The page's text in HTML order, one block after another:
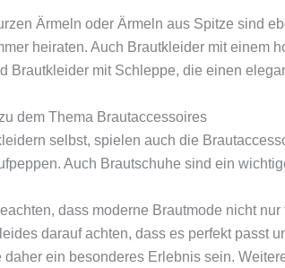
Ärmeln oder Ärmeln aus Spitze sind
heiraten. Auch Brautkleider mit einem
Brautkleider mit Schleppe, die einen
dem Thema Brautaccessoires
selbst, spielen auch die
Auch Brautschuhe sind ein
dass moderne Brautmode nicht
darauf achten, dass es perfekt passt
daher ein besonderes Erlebnis sein.